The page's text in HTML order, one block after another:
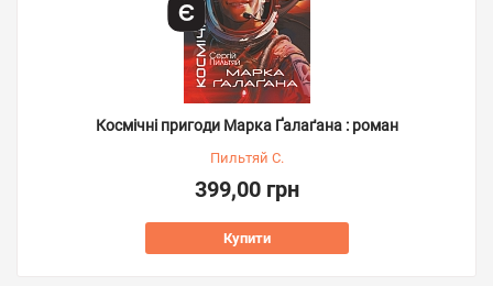
Космічні пригоди Марка Ґалаґана : роман
Пильтяй С.
399,00 грн
Купити